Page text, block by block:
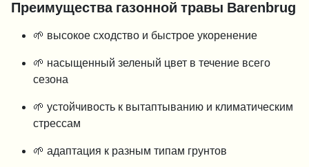
Преимущества газонной травы Barenbrug
🌱 высокое сходство и быстрое укоренение
🌱 насыщенный зеленый цвет в течение всего
сезона
🌱 устойчивость к вытаптыванию и климатическим
стрессам
🌱 адаптация к разным типам грунтов